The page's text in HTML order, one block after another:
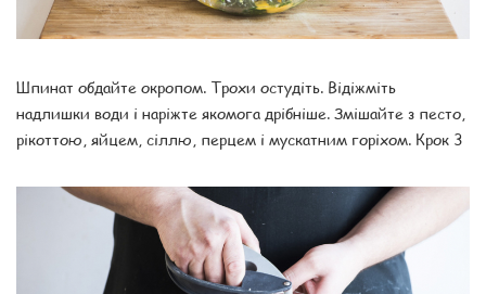
Шпинат обдайте окропом. Трохи остудіть. Відіжміть
надлишки води і наріжте якомога дрібніше. Змішайте з песто,
рікоттою, яйцем, сіллю, перцем і мускатним горіхом. Крок 3